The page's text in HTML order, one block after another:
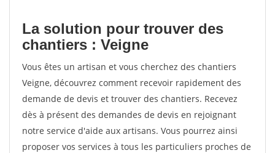
La solution pour trouver des
chantiers : Veigne
Vous êtes un artisan et vous cherchez des chantiers
Veigne, découvrez comment recevoir rapidement des
demande de devis et trouver des chantiers. Recevez
dès à présent des demandes de devis en rejoignant
notre service d'aide aux artisans. Vous pourrez ainsi
proposer vos services à tous les particuliers proches de